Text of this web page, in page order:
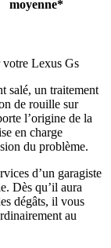
moyenne*
votre Lexus Gs
salé, un traitement
de rouille sur
l’origine de la
en charge
du problème.
d’un garagiste
Dès qu’il aura
dégâts, il vous
au